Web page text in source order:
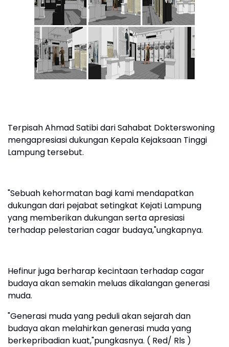
Terpisah Ahmad Satibi dari Sahabat Dokterswoning
mengapresiasi dukungan Kepala Kejaksaan Tinggi
Lampung tersebut.
"Sebuah kehormatan bagi kami mendapatkan
dukungan dari pejabat setingkat Kejati Lampung
yang memberikan dukungan serta apresiasi
terhadap pelestarian cagar budaya,"ungkapnya.
Hefinur juga berharap kecintaan terhadap cagar
budaya akan semakin meluas dikalangan generasi
muda.
"Generasi muda yang peduli akan sejarah dan
budaya akan melahirkan generasi muda yang
berkepribadian kuat,"pungkasnya. ( Red/ Rls )